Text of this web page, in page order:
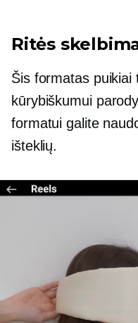
Ritės
Šis formatas puikiai
kūrybiškumui
formatui galite
išteklių.